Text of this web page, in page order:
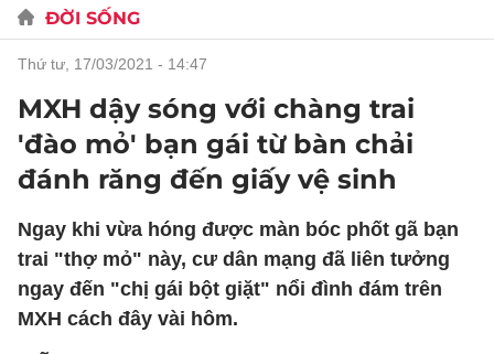
ĐỜI SỐNG
thứ tư, 17/03/2021 - 14:47
MXH dậy sóng với chàng trai
'đào mỏ' bạn gái từ bàn chải
đánh răng đến giấy vệ sinh
Ngay khi vừa hóng được màn bóc phốt gã bạn
trai "thợ mỏ" này, cư dân mạng đã liên tưởng
ngay đến "chị gái bột giặt" nổi đình đám trên
MXH cách đây vài hôm.